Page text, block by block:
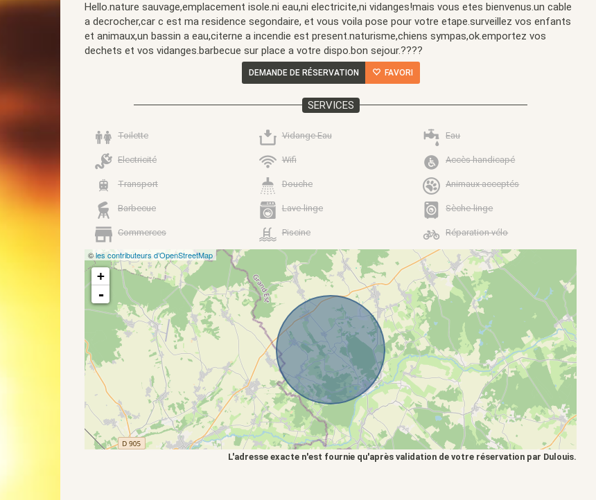
Hello.nature sauvage,emplacement isole.ni eau,ni electricite,ni vidanges!mais vous etes bienvenus.un cable
a decrocher,car c est ma residence segondaire, et vous voila pose pour votre etape.surveillez vos enfants
et animaux,un bassin a eau,citerne a incendie est present.naturisme,chiens sympas,ok.emportez vos
dechets et vos vidanges.barbecue sur place a votre dispo.bon sejour.????
DEMANDE DE RÉSERVATION FAVORI
SERVICES
Toilette Vidange Eau Eau
Electricité Wifi Accès handicapé
Transport Douche Animaux acceptés
Barbecue Lave-linge Sèche-linge
Commerces Piscine Réparation vélo
©les contributeurs d’OpenStreetMap
+
-
L'adresse exacte n'est fournie qu'après validation de votre réservation par Dulouis.